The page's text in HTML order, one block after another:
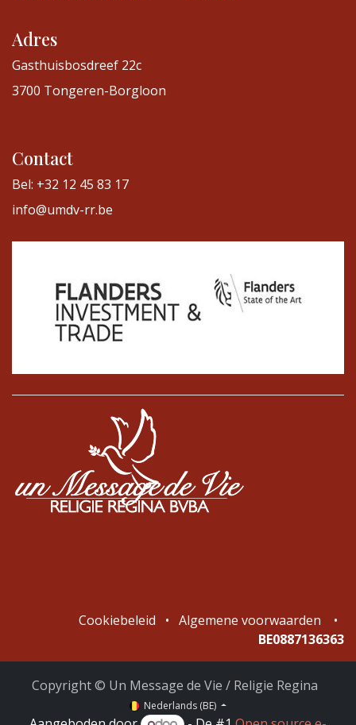
Adres
Gasthuisbosdreef 22c
3700 Tongeren-Borgloon
Contact
Bel: +32 12 45 83 17
info@umdv-rr.be
Cookiebeleid • Algemene voorwaarden
•
BE0887136363
Copyright © Un Message de Vie / Religie Regina
Nederlands (BE)